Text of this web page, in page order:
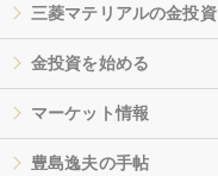
三菱マテリアルの金投資
金投資を始める
マーケット情報
豊島逸夫の手帖